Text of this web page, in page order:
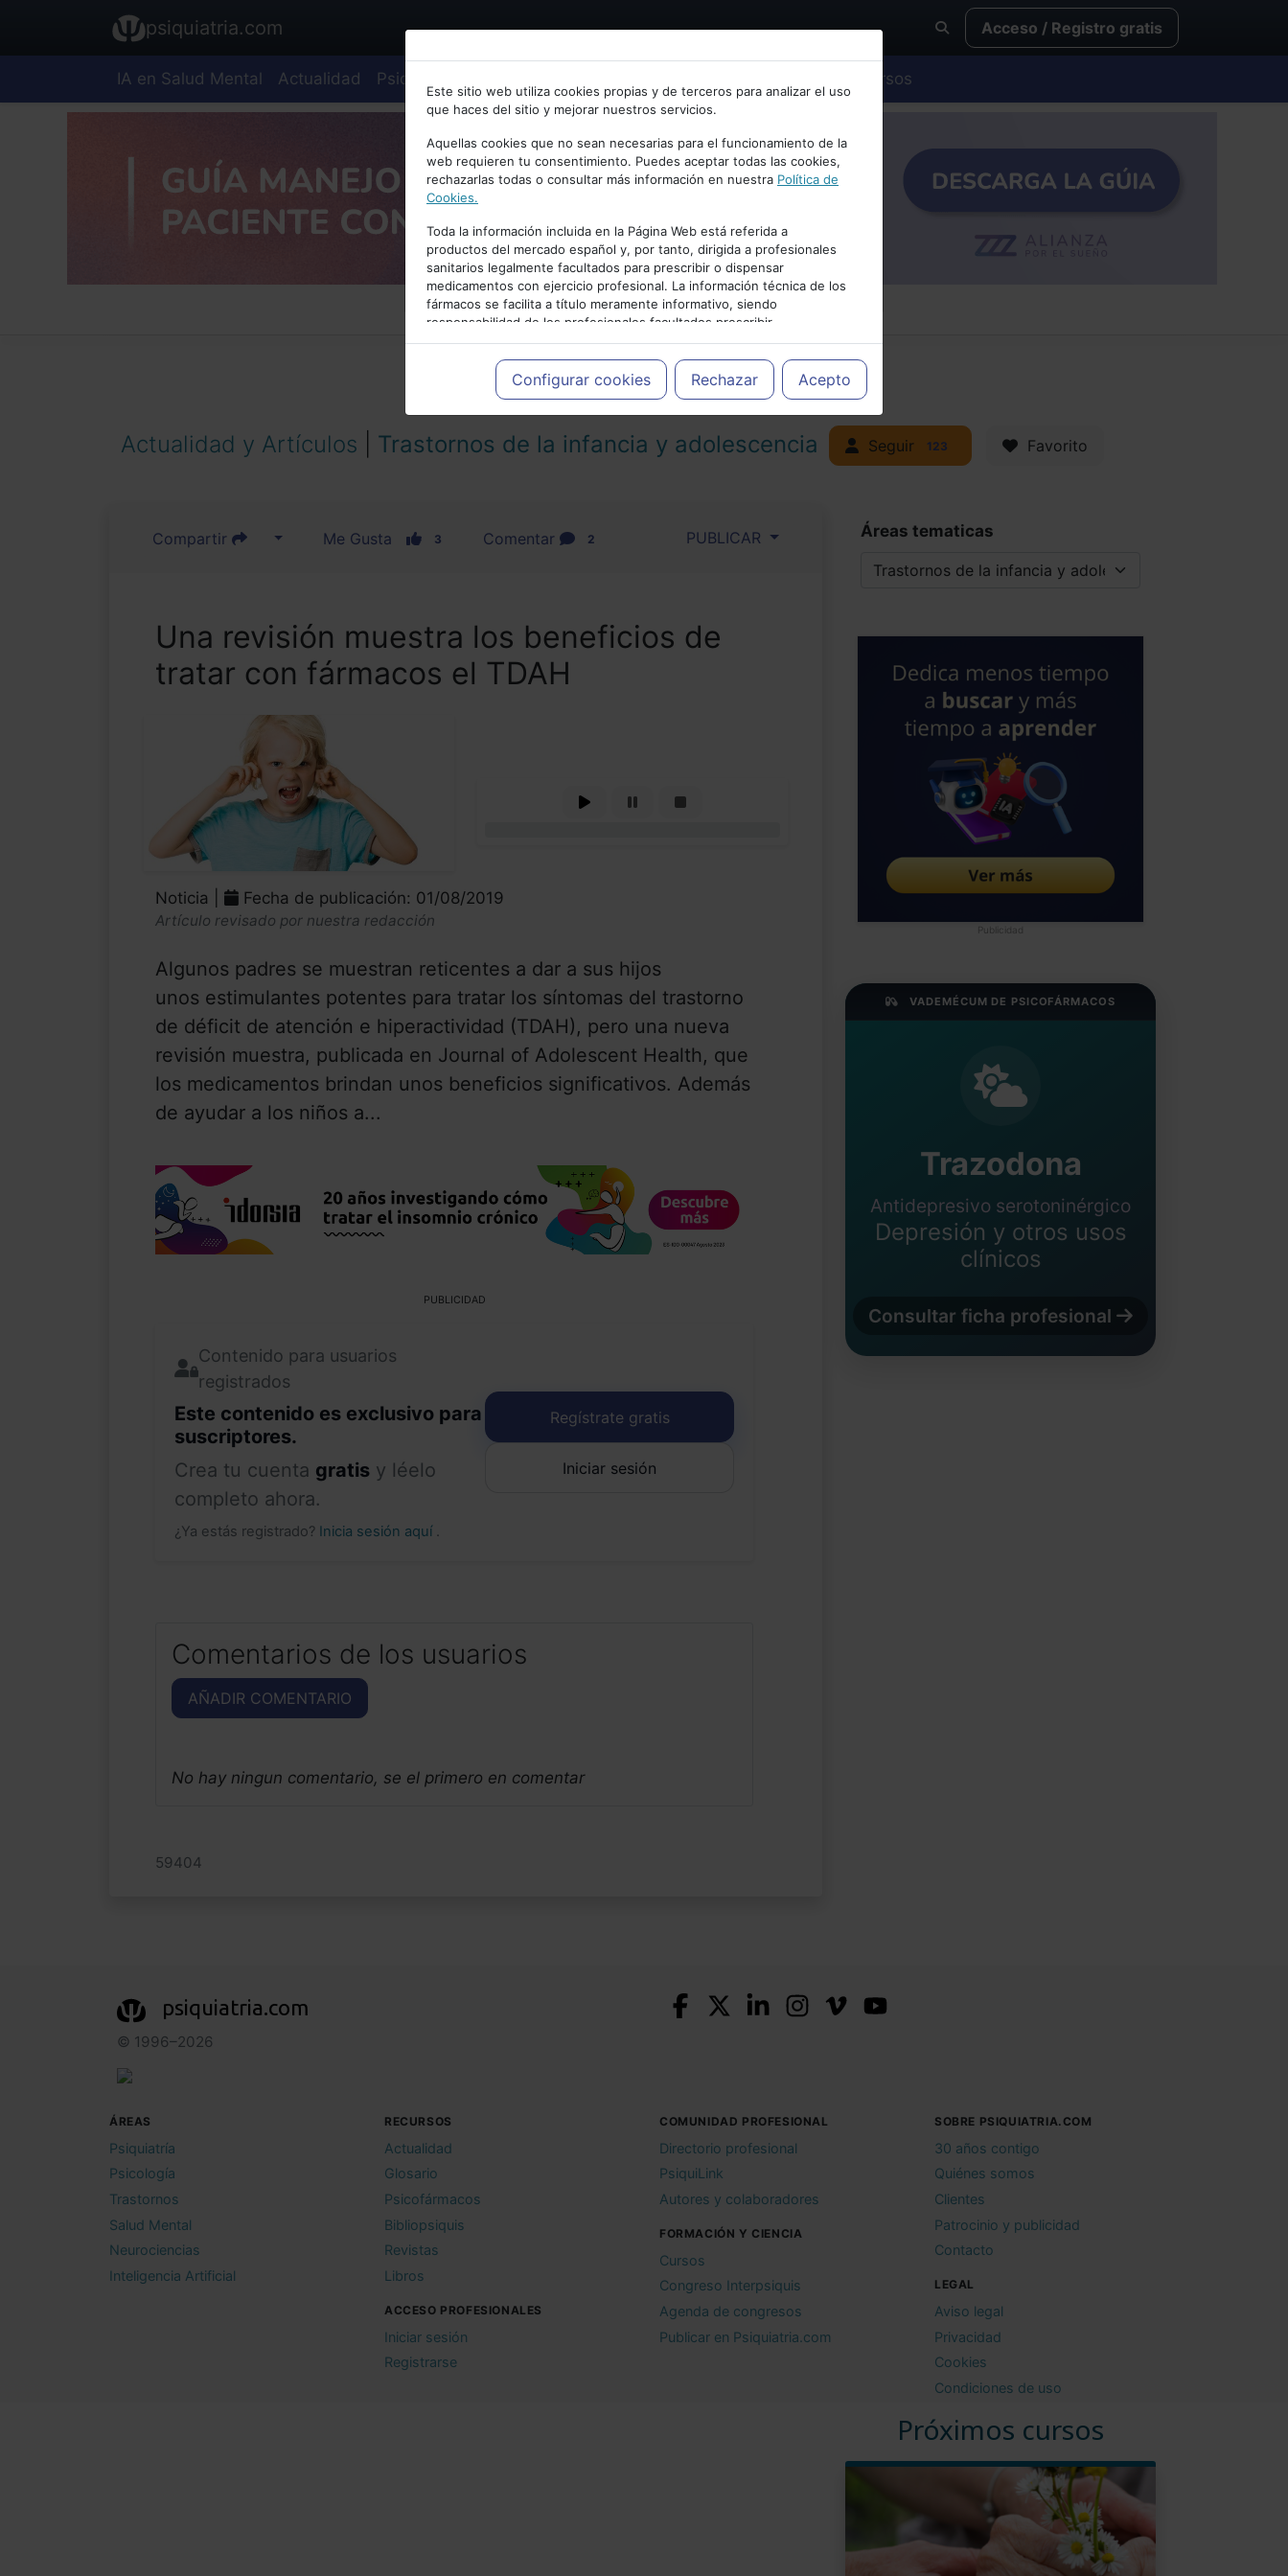
Bienvenid@ a psiquiatria.com
Escribe tu Email
Accede o regístrate con tu email.
Cancelar
psiquiatria.com Acceso / Registro gratis
IA en Salud Mental Actualidad Psiquiatría Cursos
Este sitio web utiliza cookies propias y de terceros para analizar el uso
que haces del sitio y mejorar nuestros servicios.
Aquellas cookies que no sean necesarias para el funcionamiento de la
web requieren tu consentimiento. Puedes aceptar todas las cookies,
rechazarlas todas o consultar más información en nuestra Política de
Cookies.
Toda la información incluida en la Página Web está referida a
productos del mercado español y, por tanto, dirigida a profesionales
sanitarios legalmente facultados para prescribir o dispensar
medicamentos con ejercicio profesional. La información técnica de los
fármacos se facilita a título meramente informativo, siendo
responsabilidad de los profesionales facultados prescribir
medicamentos y decidir, en cada caso concreto, el tratamiento más
adecuado a las necesidades del paciente.
Configurar cookies Rechazar Acepto
PUBLICIDAD
Actualidad y Artículos Trastornos de la infancia y adolescencia Seguir 123 Favorito
Compartir Me Gusta 3 Comentar 2 PUBLICAR
Una revisión muestra los beneficios de
tratar con fármacos el TDAH
Noticia | Fecha de publicación: 01/08/2019
Artículo revisado por nuestra redacción
Algunos padres se muestran reticentes a dar a sus hijos
unos estimulantes potentes para tratar los síntomas del trastorno
de déficit de atención e hiperactividad (TDAH), pero una nueva
revisión muestra, publicada en Journal of Adolescent Health, que
los medicamentos brindan unos beneficios significativos. Además
de ayudar a los niños a...
PUBLICIDAD
Contenido para usuarios
registrados
Este contenido es exclusivo para
suscriptores.
Crea tu cuenta gratis y léelo
completo ahora.
¿Ya estás registrado? Inicia sesión aquí .
Regístrate gratis
Iniciar sesión
Comentarios de los usuarios
AÑADIR COMENTARIO
No hay ningun comentario, se el primero en comentar
59404
Áreas tematicas
Publicidad
VADEMÉCUM DE PSICOFÁRMACOS
Trazodona
Antidepresivo serotoninérgico
Depresión y otros usos
clínicos
Consultar ficha profesional
Próximos cursos
psiquiatria.com
© 1996–2026
ÁREAS
Psiquiatría
Psicología
Trastornos
Salud Mental
Neurociencias
Inteligencia Artificial
RECURSOS
Actualidad
Glosario
Psicofármacos
Bibliopsiquis
Revistas
Libros
ACCESO PROFESIONALES
Iniciar sesión
Registrarse
COMUNIDAD PROFESIONAL
Directorio profesional
PsiquiLink
Autores y colaboradores
FORMACIÓN Y CIENCIA
Cursos
Congreso Interpsiquis
Agenda de congresos
Publicar en Psiquiatria.com
SOBRE PSIQUIATRIA.COM
30 años contigo
Quiénes somos
Clientes
Patrocinio y publicidad
Contacto
LEGAL
Aviso legal
Privacidad
Cookies
Condiciones de uso